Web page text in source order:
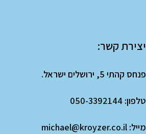
יצירת קשר:
פנחס קהתי 5, ירושלים ישראל.
טלפון:050-3392144
מייל: michael@kroyzer.co.il